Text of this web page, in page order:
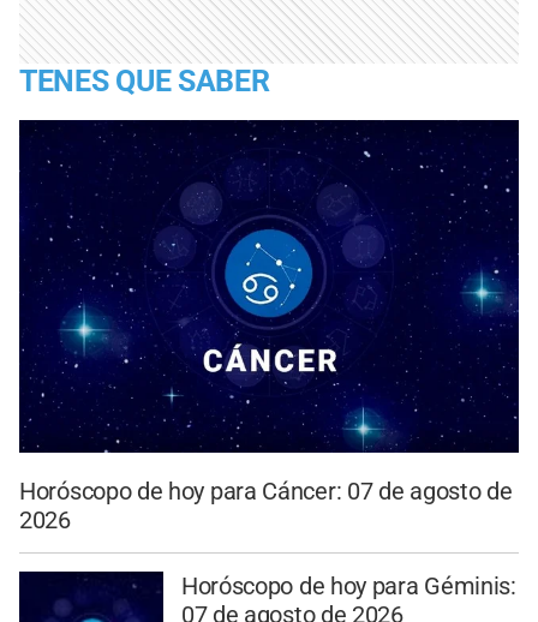
TENES QUE SABER
Horóscopo de hoy para Cáncer: 07 de agosto de
2026
Horóscopo de hoy para Géminis:
07 de agosto de 2026